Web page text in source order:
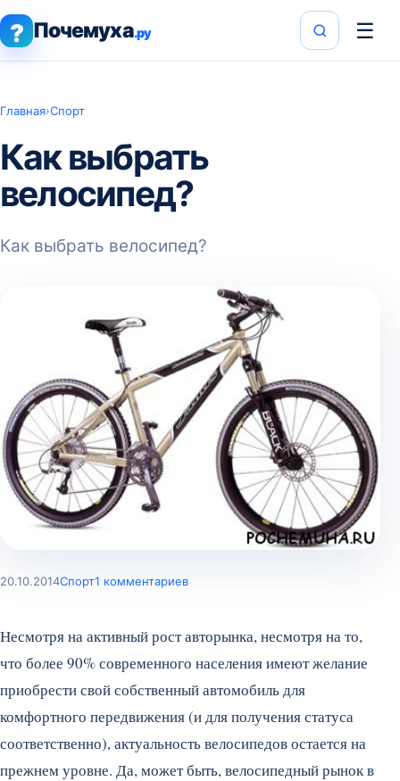
? Почемуха.ру ☰
Главная›Спорт
Как выбрать
велосипед?
Как выбрать велосипед?
20.10.2014Спорт1 комментариев
Несмотря на активный рост авторынка, несмотря на то,
что более 90% современного населения имеют желание
приобрести свой собственный автомобиль для
комфортного передвижения (и для получения статуса
соответственно), актуальность велосипедов остается на
прежнем уровне. Да, может быть, велосипедный рынок в